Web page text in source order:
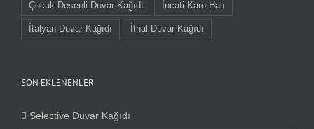
Çocuk Desenli Duvar Kağıdı İncati Karo Halı
İtalyan Duvar Kağıdı İthal Duvar Kağıdı
SON EKLENENLER
Selective Duvar Kağıdı